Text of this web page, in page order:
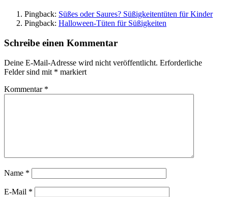
Pingback: Süßes oder Saures? Süßigkeitentüten für Kinder
Pingback: Halloween-Tüten für Süßigkeiten
Schreibe einen Kommentar
Deine E-Mail-Adresse wird nicht veröffentlicht. Erforderliche
Felder sind mit * markiert
Kommentar *
Name *
E-Mail *